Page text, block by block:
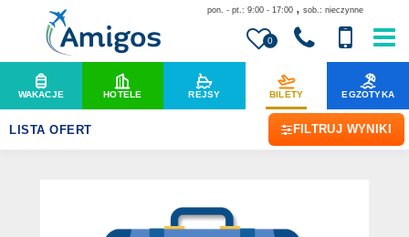
0
pon. - pt.: 9:00 - 17:00 , sob.: nieczynne
WAKACJE HOTELE REJSY BILETY EGZOTYKA
LISTA OFERT FILTRUJ WYNIKI